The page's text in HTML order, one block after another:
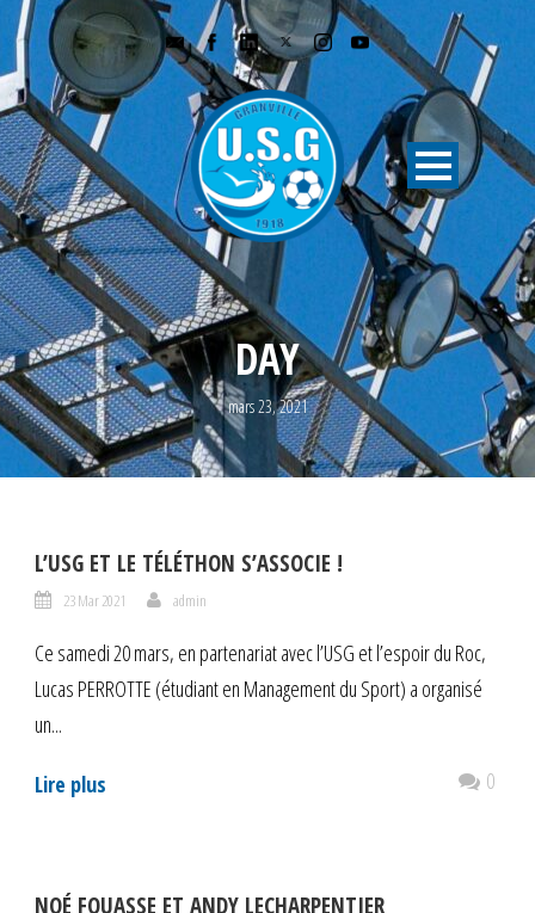
DAY
mars 23, 2021
L’USG ET LE TÉLÉTHON S’ASSOCIE !
23 Mar 2021 admin
Ce samedi 20 mars, en partenariat avec l’USG et l’espoir du Roc,
Lucas PERROTTE (étudiant en Management du Sport) a organisé
un...
Lire plus 0
NOÉ FOUASSE ET ANDY LECHARPENTIER